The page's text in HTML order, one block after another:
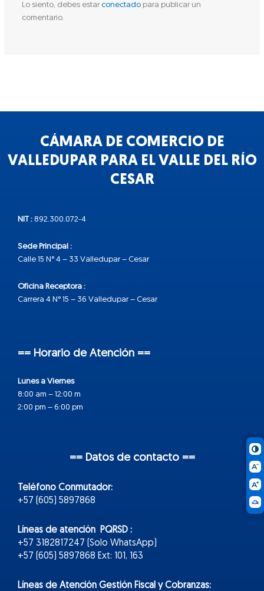
Lo siento, debes estar conectadopara publicar un
comentario.
CÁMARA DE COMERCIO DE
VALLEDUPAR PARA EL VALLE DEL RÍO
CESAR
NIT : 892.300.072-4
Sede Principal :
Calle 15 N° 4 – 33 Valledupar – Cesar
Oficina Receptora :
Carrera 4 N° 15 – 36 Valledupar – Cesar
== Horario de Atención ==
Lunes a Viernes
8:00 am – 12:00 m
2:00 pm – 6:00 pm
== Datos de contacto ==
Teléfono Conmutador:
+57 (605) 5897868
Líneas de atención PQRSD :
+57 3182817247 (Solo WhatsApp)
+57 (605) 5897868 Ext: 101, 163
Líneas de Atención Gestión Fiscal y Cobranzas: